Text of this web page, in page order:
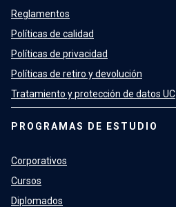
Reglamentos
Políticas de calidad
Políticas de privacidad
Políticas de retiro y devolución
Tratamiento y protección de datos UC
PROGRAMAS DE ESTUDIO
Corporativos
Cursos
Diplomados